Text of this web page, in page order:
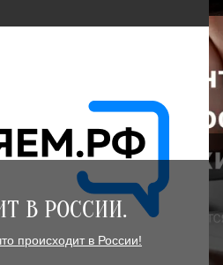
В РОССИИ.
в России!